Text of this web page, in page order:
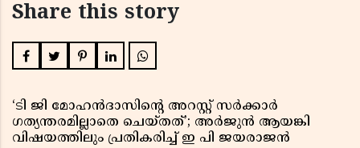
Share this story
‘ടി ജി മോഹൻദാസിൻ്റെ അറസ്റ്റ് സർക്കാർ
ഗത്യന്തരമില്ലാതെ ചെയ്തത്’; അർജുൻ ആയങ്കി
വിഷയത്തിലും പ്രതികരിച്ച് ഇ പി ജയരാജൻ